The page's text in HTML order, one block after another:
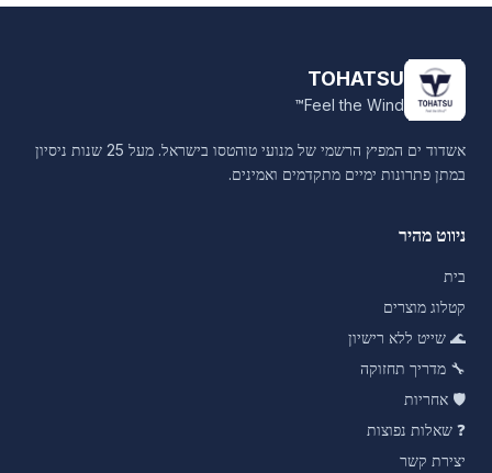
TOHATSU
Feel the Wind™
אשדוד ים המפיץ הרשמי של מנועי טוהטסו בישראל. מעל 25 שנות ניסיון
במתן פתרונות ימיים מתקדמים ואמינים.
ניווט מהיר
בית
קטלוג מוצרים
🌊 שייט ללא רישיון
🔧 מדריך תחזוקה
🛡️ אחריות
❓ שאלות נפוצות
יצירת קשר